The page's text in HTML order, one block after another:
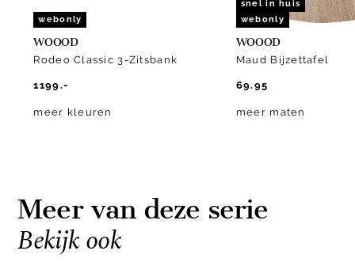
webonly
WOOOD
Rodeo Classic 3-Zitsbank
1199.-
meer kleuren
snel in huis
webonly
WOOOD
Maud Bijzettafel
69.95
meer maten
Meer van deze serie
Bekijk ook